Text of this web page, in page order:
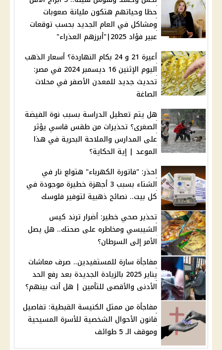
حظا وحياتهم هتكون مليانة صعوبات
ومشاكل في العام الجديد بحسب توقعات
عبير فؤاد 2025|"أبرزهم العذراء"
أعيرة 21 و 24 بكام النهاردة؟ أسعار الذهب
اليوم الإثنين 16 ديسمبر 2024 في مصر:
تحديث جديد للمعدن الأصفر في محلات
الصاغة
هل يتم تعطيل الدراسة بسبب نوة الفيضة
الصغرى؟ تحذيرات من طقس قاسي يؤثر
على المدارس والملاحة البحرية في هذا
الموعد | إية الحكاية؟
احذر: "فاتورة الكهرباء" هتولع نار في
الشتاء بسبب 3 أجهزة خطيرة موجودة في
كل بيت.. نصائح ذهبية لتوفير فلوسك
تحذير صحي خطير: أضرار ترند كيس
الشيبسي ومخاطره على صحتك.. هل يصل
الأمر إلى السرطان؟
مفاجأة سارة للمستفيدين.. صرف معاشات
يناير 2025 بالزيادة الجديدة بعد رفع الحد
الأدنى والأقصى للتأمين | هل أنت بينهم؟
مفاجأة من ممثل الكنيسة القبطية: تفاصيل
قانون الأحوال الشخصية للأسرة المسيحية
وموقف الـ 5 طوائف